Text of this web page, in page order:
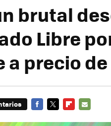
brutal
Libre
a precio